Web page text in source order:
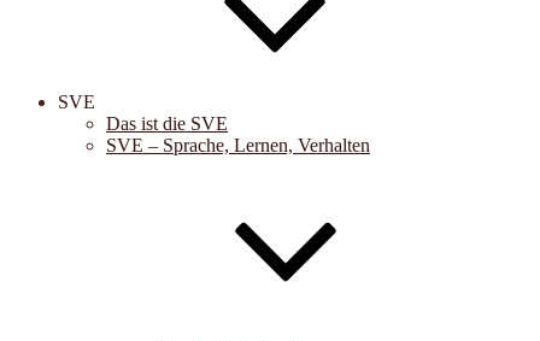
SVE
Das ist die SVE
SVE – Sprache, Lernen, Verhalten